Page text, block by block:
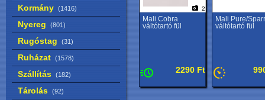
Kormány (1416)
Nyereg (801)
Rugóstag (31)
Ruházat (1578)
Szállítás (182)
Tárolás (92)
2
Mali Cobra
váltótartó fül
2290 Ft
Mali Pure/
váltótartó fül